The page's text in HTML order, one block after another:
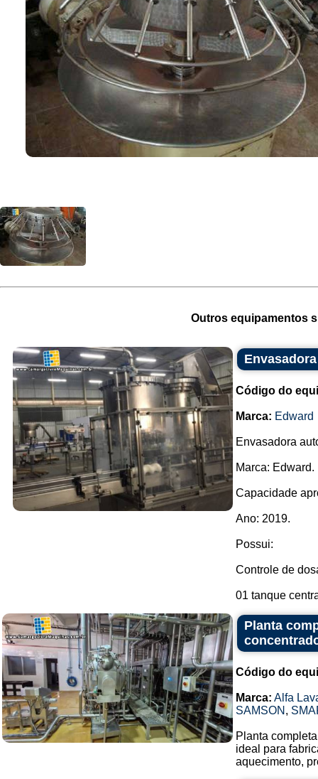
Outros equipamentos
Código do
Marca: Edward
Envasadora
Marca: Edward.
Capacidade
Ano: 2019.
Possui:
Controle de
01 tanque
Planta
Código do
Marca: Alfa
SAMSON ,
Planta
ideal para
aquecimento,